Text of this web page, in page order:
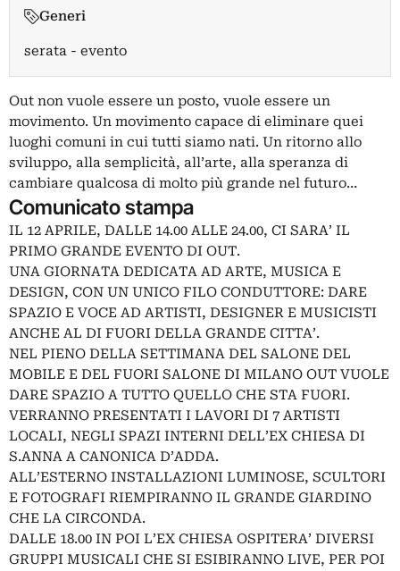
Generi
serata - evento
Out non vuole essere un posto, vuole essere un
movimento. Un movimento capace di eliminare quei
luoghi comuni in cui tutti siamo nati. Un ritorno allo
sviluppo, alla semplicità, all’arte, alla speranza di
cambiare qualcosa di molto più grande nel futuro…
Comunicato stampa
IL 12 APRILE, DALLE 14.00 ALLE 24.00, CI SARA’ IL
PRIMO GRANDE EVENTO DI OUT.
UNA GIORNATA DEDICATA AD ARTE, MUSICA E
DESIGN, CON UN UNICO FILO CONDUTTORE: DARE
SPAZIO E VOCE AD ARTISTI, DESIGNER E MUSICISTI
ANCHE AL DI FUORI DELLA GRANDE CITTA’.
NEL PIENO DELLA SETTIMANA DEL SALONE DEL
MOBILE E DEL FUORI SALONE DI MILANO OUT VUOLE
DARE SPAZIO A TUTTO QUELLO CHE STA FUORI.
VERRANNO PRESENTATI I LAVORI DI 7 ARTISTI
LOCALI, NEGLI SPAZI INTERNI DELL’EX CHIESA DI
S.ANNA A CANONICA D’ADDA.
ALL’ESTERNO INSTALLAZIONI LUMINOSE, SCULTORI
E FOTOGRAFI RIEMPIRANNO IL GRANDE GIARDINO
CHE LA CIRCONDA.
DALLE 18.00 IN POI L’EX CHIESA OSPITERA’ DIVERSI
GRUPPI MUSICALI CHE SI ESIBIRANNO LIVE, PER POI